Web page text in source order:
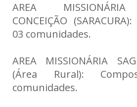
AREA MISSIONÁRIA
CONCEIÇÃO
03 comunidades.
AREA MISSIONÁRIA
(Área Rural):
comunidades.